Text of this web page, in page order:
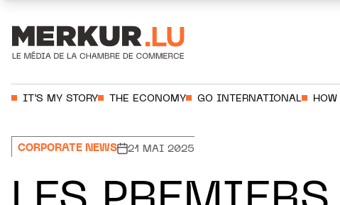
IT’S MY STORY THE ECONOMY GO INTERNATIONAL
CORPORATE NEWS 21 MAI 2025